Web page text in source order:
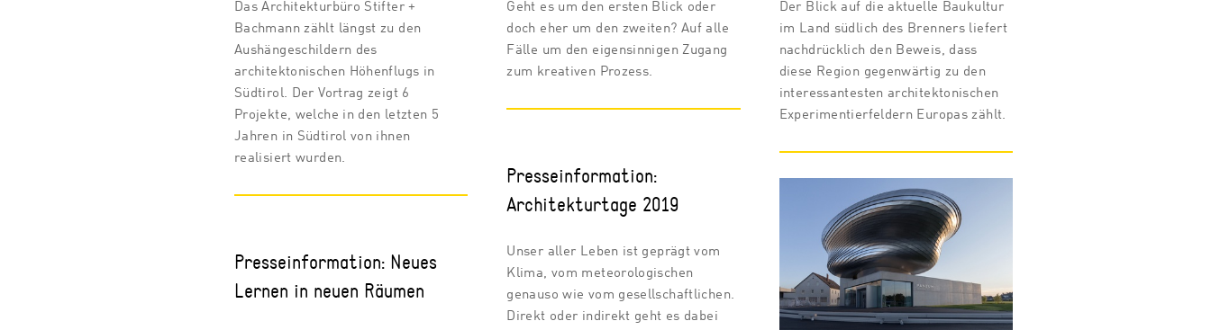
Das Architekturbüro Stifter +
Bachmann zählt längst zu den
Aushängeschildern des
architektonischen Höhenflugs in
Südtirol. Der Vortrag zeigt 6
Projekte, welche in den letzten 5
Jahren in Südtirol von ihnen
realisiert wurden.
Geht es um den ersten Blick oder
doch eher um den zweiten? Auf alle
Fälle um den eigensinnigen Zugang
zum kreativen Prozess.
Der Blick auf die aktuelle Baukultur
im Land südlich des Brenners liefert
nachdrücklich den Beweis, dass
diese Region gegenwärtig zu den
interessantesten architektonischen
Experimentierfeldern Europas zählt.
Presseinformation: Neues
Lernen in neuen Räumen
Presseinformation:
Architekturtage 2019
Unser aller Leben ist geprägt vom
Klima, vom meteorologischen
genauso wie vom gesellschaftlichen.
Direkt oder indirekt geht es dabei